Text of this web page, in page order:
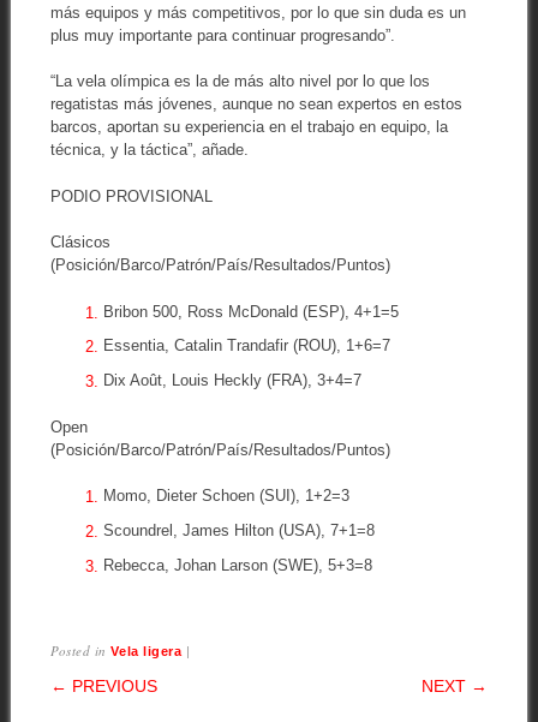
más equipos y más competitivos, por lo que sin duda es un
plus muy importante para continuar progresando”.
“La vela olímpica es la de más alto nivel por lo que los
regatistas más jóvenes, aunque no sean expertos en estos
barcos, aportan su experiencia en el trabajo en equipo, la
técnica, y la táctica”, añade.
PODIO PROVISIONAL
Clásicos
(Posición/Barco/Patrón/País/Resultados/Puntos)
Bribon 500, Ross McDonald (ESP), 4+1=5
Essentia, Catalin Trandafir (ROU), 1+6=7
Dix Août, Louis Heckly (FRA), 3+4=7
Open
(Posición/Barco/Patrón/País/Resultados/Puntos)
Momo, Dieter Schoen (SUI), 1+2=3
Scoundrel, James Hilton (USA), 7+1=8
Rebecca, Johan Larson (SWE), 5+3=8
Posted inVela ligera |
POST NAVIGATION
← PREVIOUS NEXT →